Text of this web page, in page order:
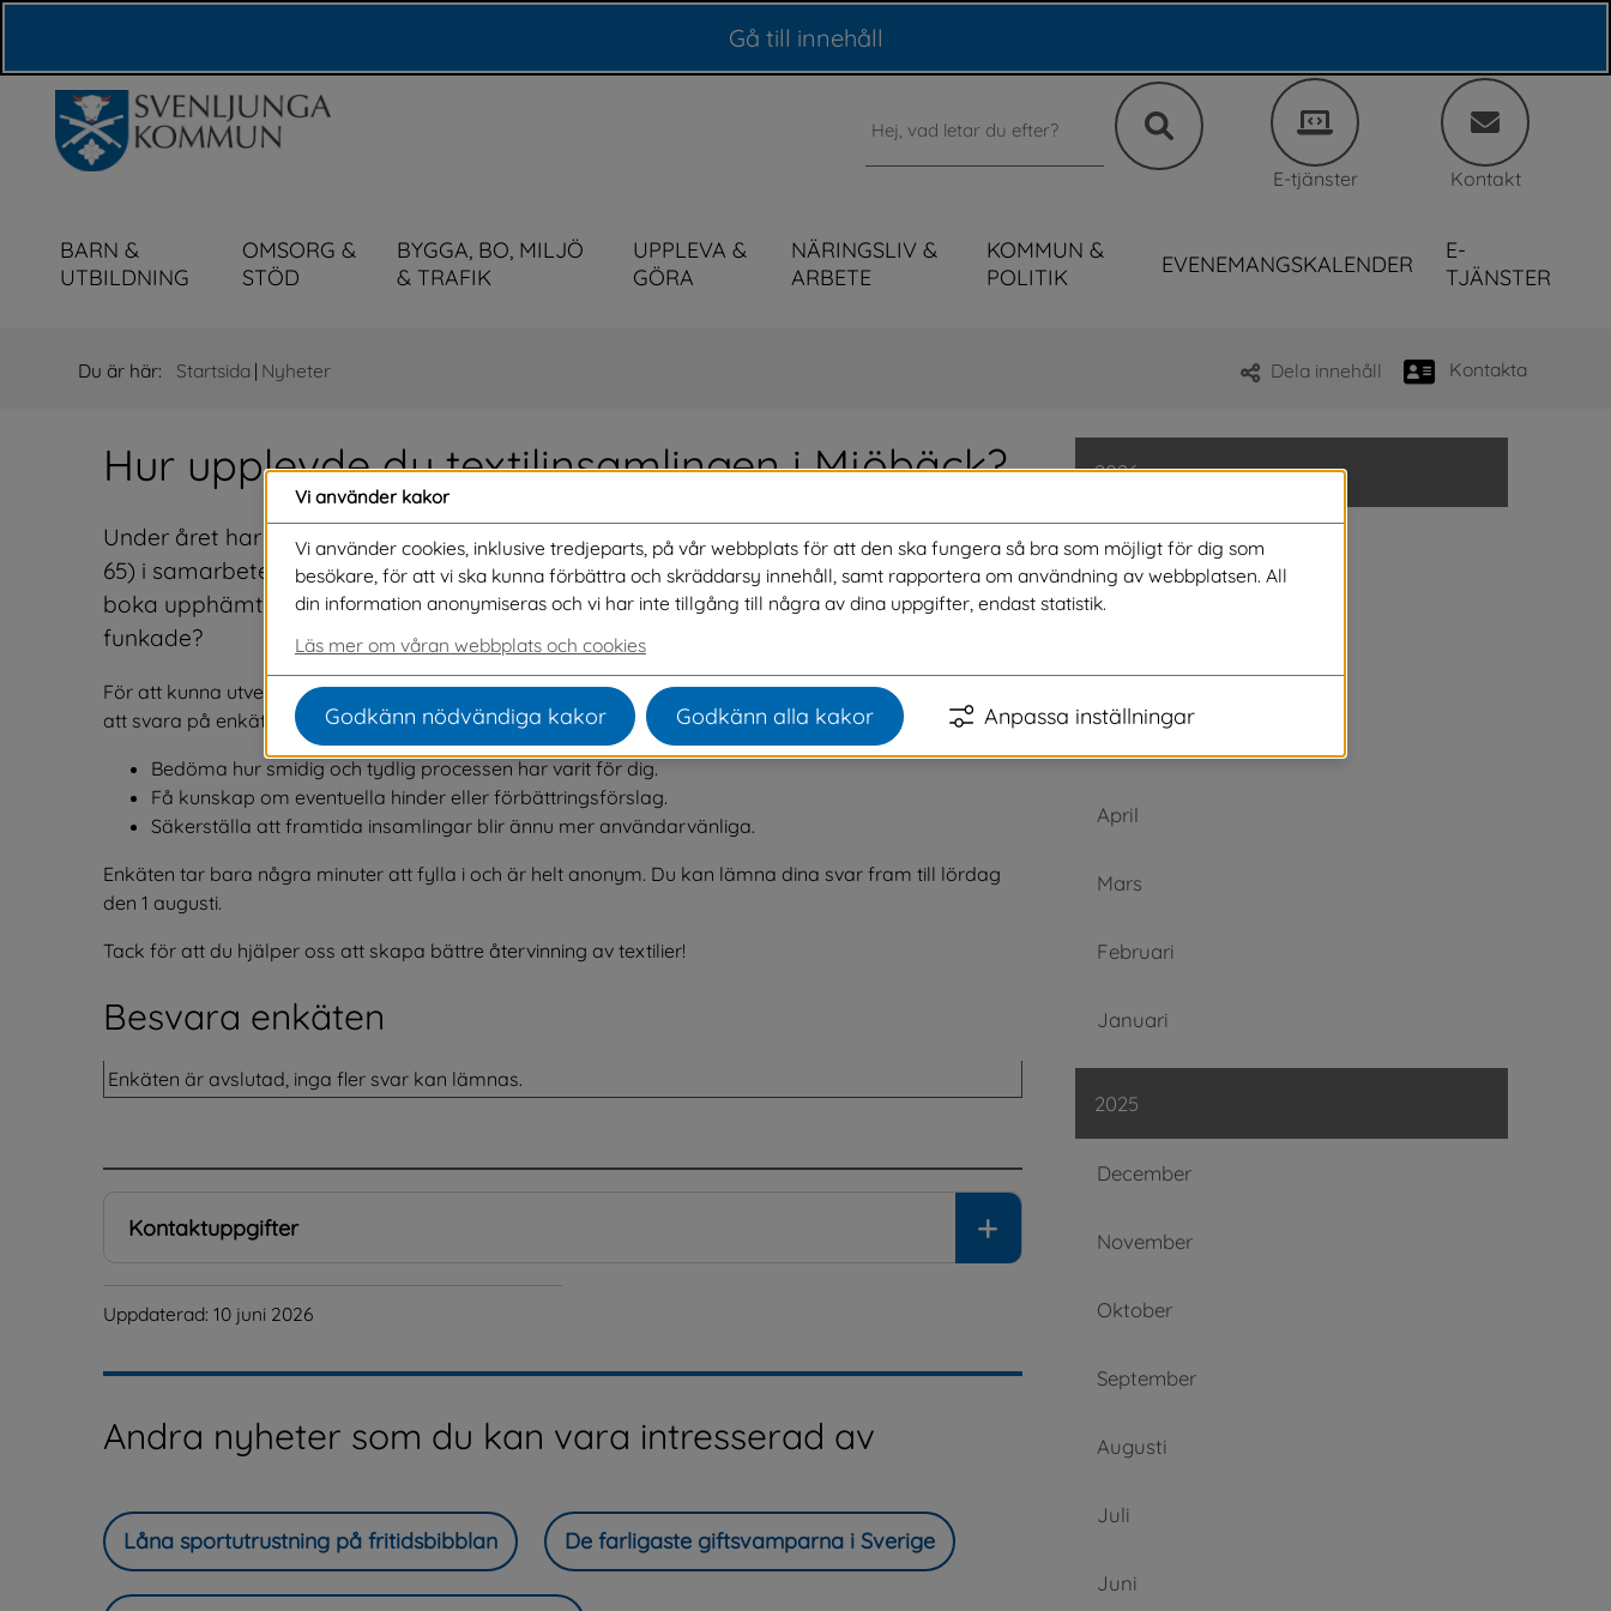
Gå till innehåll
Sök
E-tjänster Kontakt
BARN &
UTBILDNING
OMSORG &
STÖD
BYGGA, BO, MILJÖ
& TRAFIK
UPPLEVA &
GÖRA
NÄRINGSLIV &
ARBETE
KOMMUN &
POLITIK
EVENEMANGSKALENDER
E-
TJÄNSTER
Du är här: Startsida | Nyheter Dela innehåll Kontakta
Hur upplevde du textilinsamlingen i Mjöbäck?
Under året har vi genomfört en testinsamling av textilier i Mjöbäck (postnummer 512
65) i samarbete med PostNord. Boende har fått en textilpåse hem och möjlighet att
boka upphämtning via QR‑koden på påsen. Nu undrar vi hur du tycker att detta
funkade?
För att kunna utveckla och förbättra insamlingsmetoderna behöver vi dina synpunkter. Vi ber dig därför
att svara på enkäten på denna sida. Din återkoppling är viktig för att:
Bedöma hur smidig och tydlig processen har varit för dig.
Få kunskap om eventuella hinder eller förbättringsförslag.
Säkerställa att framtida insamlingar blir ännu mer användarvänliga.
Enkäten tar bara några minuter att fylla i och är helt anonym. Du kan lämna dina svar fram till lördag
den 1 augusti.
Tack för att du hjälper oss att skapa bättre återvinning av textilier!
Besvara enkäten
Enkäten är avslutad, inga fler svar kan lämnas.
Kontaktuppgifter
Uppdaterad: 10 juni 2026
Andra nyheter som du kan vara intresserad av
Låna sportutrustning på fritidsbibblan De farligaste giftsvamparna i Sverige
2026
Augusti
Juli
Juni
April
Mars
Februari
Januari
2025
December
November
Oktober
September
Augusti
Juli
Juni
Vi använder kakor
Vi använder cookies, inklusive tredjeparts, på vår webbplats för att den ska fungera så bra som möjligt för dig som
besökare, för att vi ska kunna förbättra och skräddarsy innehåll, samt rapportera om användning av webbplatsen. All
din information anonymiseras och vi har inte tillgång till några av dina uppgifter, endast statistik.
Läs mer om våran webbplats och cookies
Godkänn nödvändiga kakor Godkänn alla kakor Anpassa inställningar